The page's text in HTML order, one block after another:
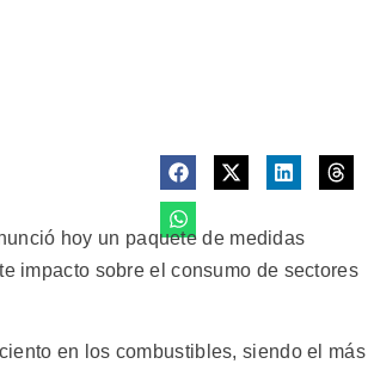
hoy un paquete de medidas
impacto sobre el consumo de sectores
en los combustibles, siendo el más